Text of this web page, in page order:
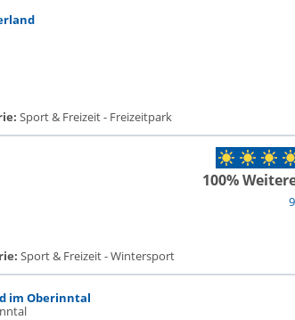
Sport & Freizeit - Freizeitpark
100%
Sport & Freizeit - Wintersport
im Oberinntal